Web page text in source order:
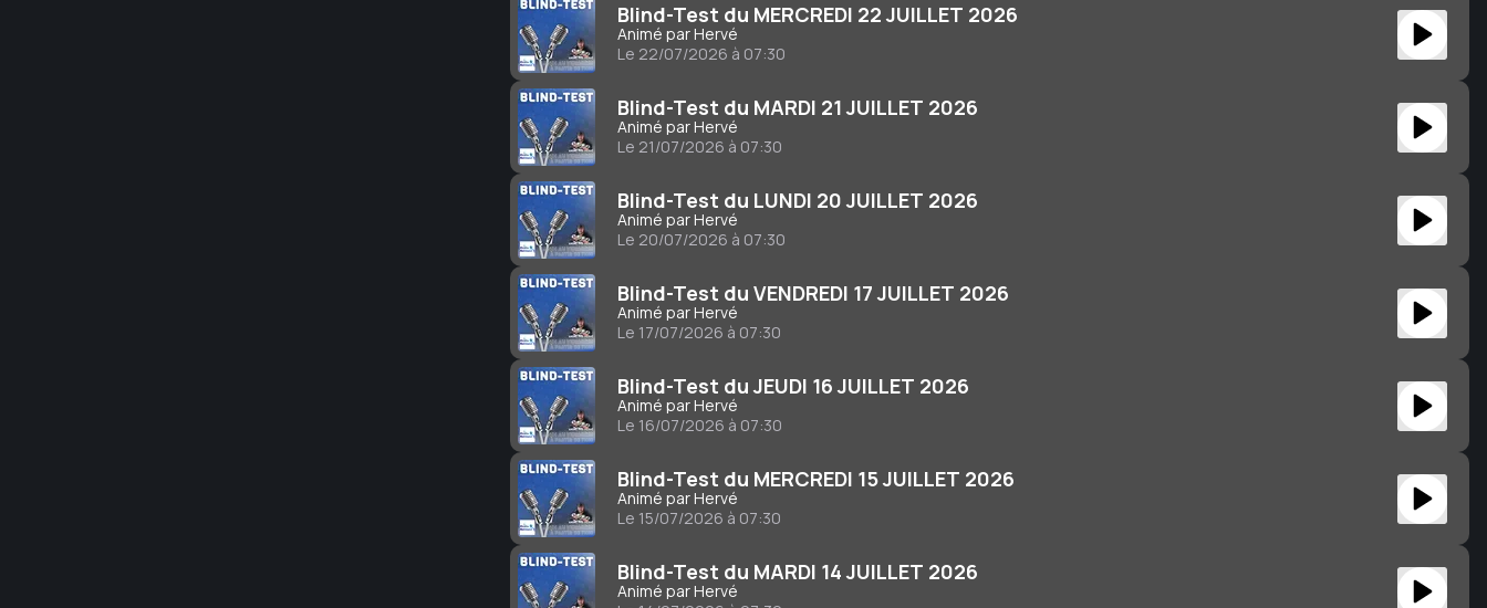
Blind-Test du MERCREDI 22 JUILLET 2026
Animé par Hervé
Le 22/07/2026 à 07:30
Blind-Test du MARDI 21 JUILLET 2026
Animé par Hervé
Le 21/07/2026 à 07:30
Blind-Test du LUNDI 20 JUILLET 2026
Animé par Hervé
Le 20/07/2026 à 07:30
Blind-Test du VENDREDI 17 JUILLET 2026
Animé par Hervé
Le 17/07/2026 à 07:30
Blind-Test du JEUDI 16 JUILLET 2026
Animé par Hervé
Le 16/07/2026 à 07:30
Blind-Test du MERCREDI 15 JUILLET 2026
Animé par Hervé
Le 15/07/2026 à 07:30
Blind-Test du MARDI 14 JUILLET 2026
Animé par Hervé